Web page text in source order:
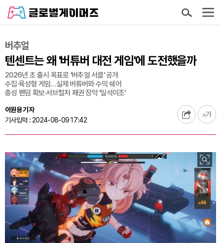
버추얼
텐센트는 왜 '버튜버 대전 게임'에 도전했을까
2026년 초 출시 목표로 '버추얼 서클' 공개
수집·육성형 게임…실제 버튜버와 수익 쉐어
충성 팬덤 확보·서브컬처 패권 장악 '일석이조'
이원용 기자
기사입력 : 2024-08-09 17:42